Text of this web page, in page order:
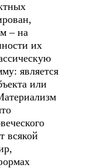
– на
их
является
или
всякой